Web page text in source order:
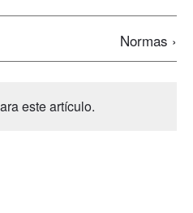
Normas ›
este artículo.